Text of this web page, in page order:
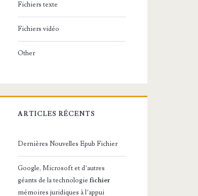
Fichiers texte
Fichiers vidéo
Other
ARTICLES RÉCENTS
Dernières Nouvelles Epub Fichier
Google, Microsoft et d’autres
géants de la technologiefichier
mémoires juridiques à l’appui